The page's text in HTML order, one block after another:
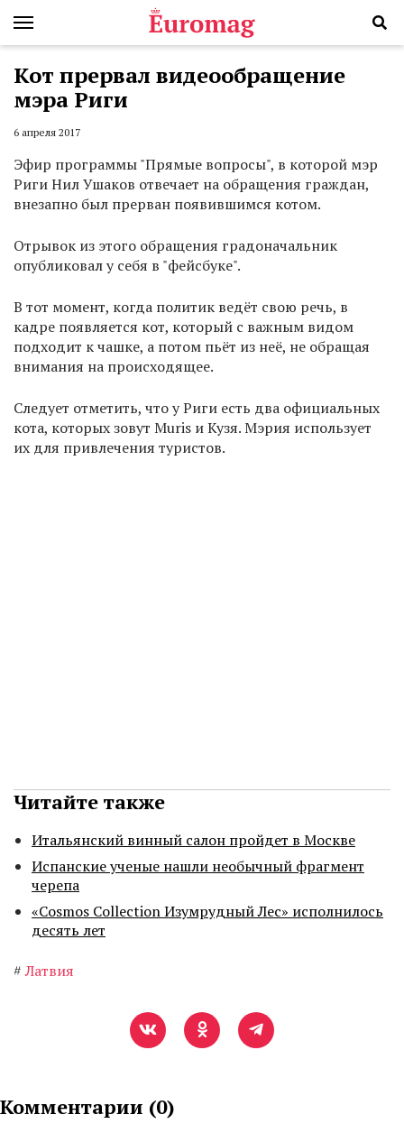
Кот прервал видеообращение
мэра Риги
6 апреля 2017
Эфир программы "Прямые вопросы", в которой мэр
Риги Нил Ушаков отвечает на обращения граждан,
внезапно был прерван появившимся котом.
Отрывок из этого обращения градоначальник
опубликовал у себя в "фейсбуке".
В тот момент, когда политик ведёт свою речь, в
кадре появляется кот, который с важным видом
подходит к чашке, а потом пьёт из неё, не обращая
внимания на происходящее.
Следует отметить, что у Риги есть два официальных
кота, которых зовут Muris и Кузя. Мэрия использует
их для привлечения туристов.
Читайте также
Итальянский винный салон пройдет в Москве
Испанские ученые нашли необычный фрагмент
черепа
«Cosmos Collection Изумрудный Лес» исполнилось
десять лет
# Латвия
Комментарии (0)